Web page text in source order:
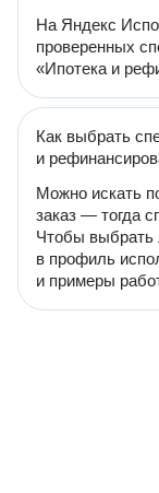
На Яндекс
проверенных
«Ипотека и
Как выбрать
и
Можно искать
заказ — тогда
Чтобы выбрать
в профиль
и примеры